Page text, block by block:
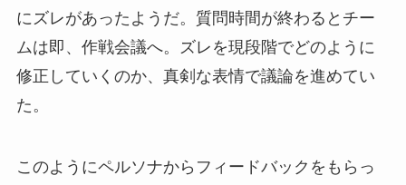
にズレがあったようだ。 質問時間が終わるとチー
ムは即、作戦会議へ。ズレを現段階でどのように
修正していくのか、真剣な表情で議論を進めてい
た。
このようにペルソナからフィードバックをもらっ